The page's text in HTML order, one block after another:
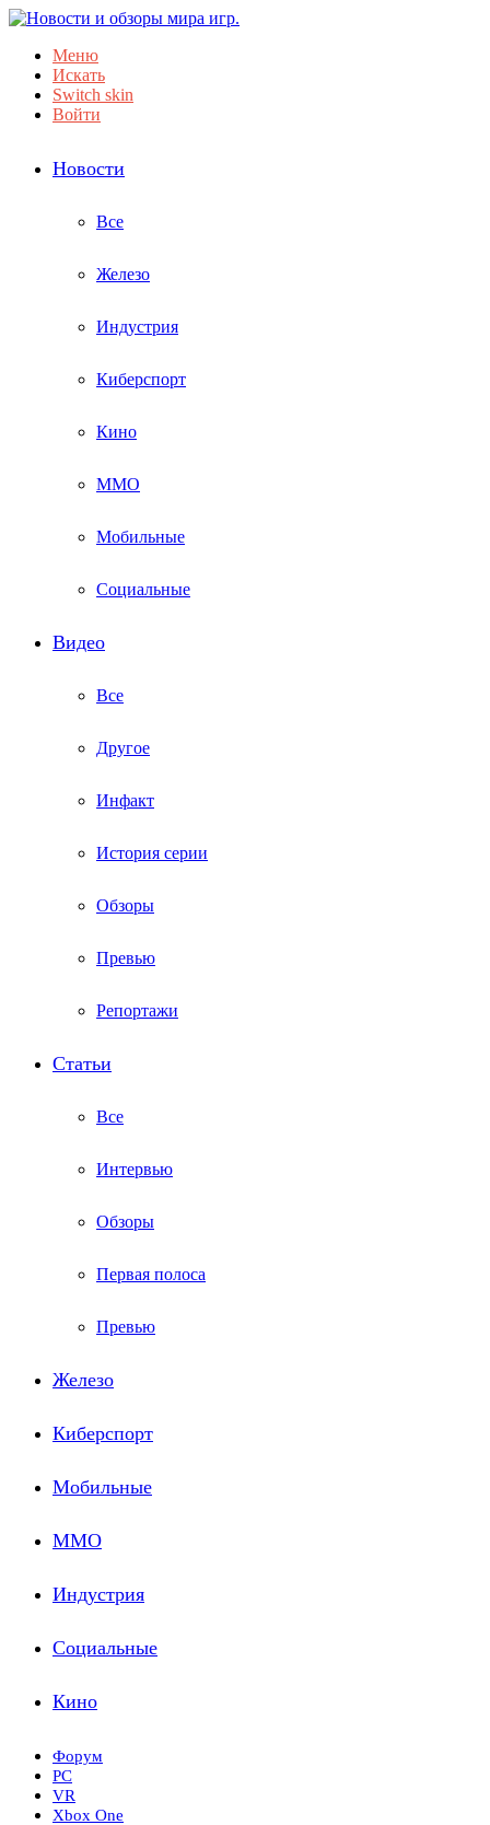
Меню
Искать
Switch skin
Войти
Новости
Все
Железо
Индустрия
Киберспорт
Кино
ММО
Мобильные
Социальные
Видео
Все
Другое
Инфакт
История серии
Обзоры
Превью
Репортажи
Статьи
Все
Интервью
Обзоры
Первая полоса
Превью
Железо
Киберспорт
Мобильные
ММО
Индустрия
Социальные
Кино
Форум
PC
VR
Xbox One